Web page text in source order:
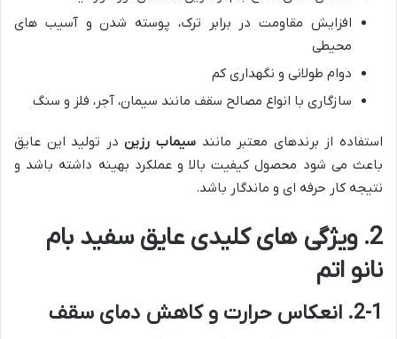
افزایش مقاومت در برابر ترک، پوسته شدن و آسیب های
محیطی
دوام طولانی و نگهداری کم
سازگاری با انواع مصالح سقف مانند سیمان، آجر، فلز و سنگ
استفاده از برندهای معتبر مانند سیماب رزیندر تولید این عایق
باعث می شود محصول کیفیت بالا و عملکرد بهینه داشته باشد و
نتیجه کار حرفه ای و ماندگار باشد.
2. ویژگی های کلیدی عایق سفید بام
نانو اتم
2-1. انعکاس حرارت و کاهش دمای سقف